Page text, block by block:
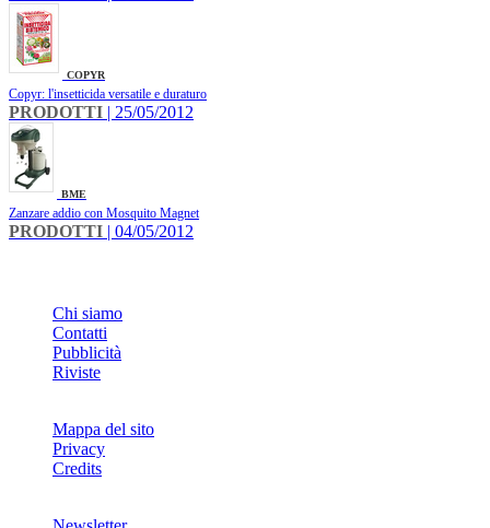
COPYR
Copyr: l'insetticida versatile e duraturo
PRODOTTI | 25/05/2012
BME
Zanzare addio con Mosquito Magnet
PRODOTTI | 04/05/2012
Chi siamo
Contatti
Pubblicità
Riviste
Mappa del sito
Privacy
Credits